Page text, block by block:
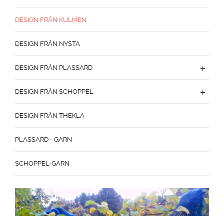
DESIGN FRÅN KULMEN
DESIGN FRÅN NYSTA
DESIGN FRÅN PLASSARD
DESIGN FRÅN SCHOPPEL
DESIGN FRÅN THEKLA
PLASSARD - GARN
SCHOPPEL-GARN